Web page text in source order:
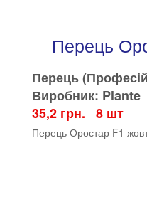
Перець
Перець
Виробник: Plante
35,2 грн. 8 шт
Перець Оростар F1